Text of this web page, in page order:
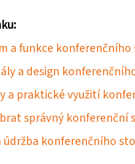
a funkce
a design
a praktické využití
správný konferenční
údržba konferenčního